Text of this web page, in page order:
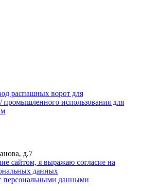
распашных ворот для
промышленного использования для
м
д.7
сайтом, я выражаю согласие на
данных
персональными данными